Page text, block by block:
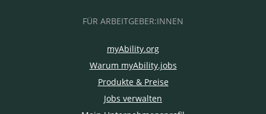
FÜR ARBEITGEBER:INNEN
myAbility.org
Warum myAbility.jobs
Produkte & Preise
Jobs verwalten